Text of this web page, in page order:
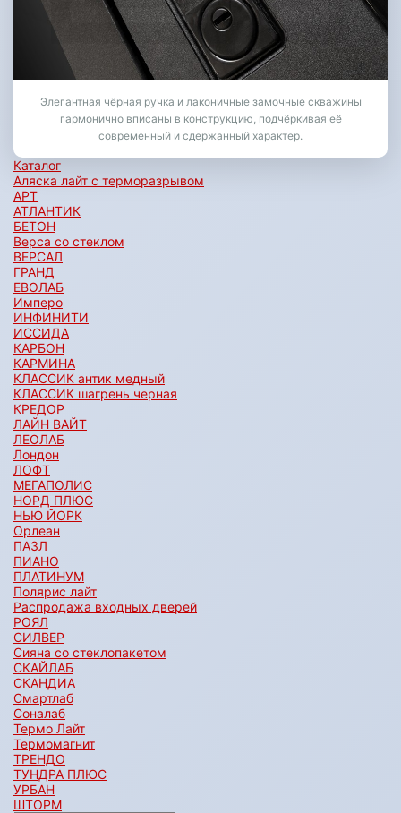
Элегантная чёрная ручка и лаконичные замочные скважины
гармонично вписаны в конструкцию, подчёркивая её
современный и сдержанный характер.
Каталог
Аляска лайт с терморазрывом
АРТ
АТЛАНТИК
БЕТОН
Верса со стеклом
ВЕРСАЛ
ГРАНД
ЕВОЛАБ
Имперо
ИНФИНИТИ
ИССИДА
КАРБОН
КАРМИНА
КЛАССИК антик медный
КЛАССИК шагрень черная
КРЕДОР
ЛАЙН ВАЙТ
ЛЕОЛАБ
Лондон
ЛОФТ
МЕГАПОЛИС
НОРД ПЛЮС
НЬЮ ЙОРК
Орлеан
ПАЗЛ
ПИАНО
ПЛАТИНУМ
Полярис лайт
Распродажа входных дверей
РОЯЛ
СИЛВЕР
Сияна со стеклопакетом
СКАЙЛАБ
СКАНДИA
Смартлаб
Соналаб
Термо Лайт
Термомагнит
ТРЕНДО
ТУНДРА ПЛЮС
УРБАН
ШТОРМ